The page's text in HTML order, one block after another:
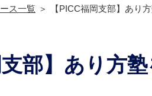
ス一覧 【PICC福岡支部】あり
支部】あり方